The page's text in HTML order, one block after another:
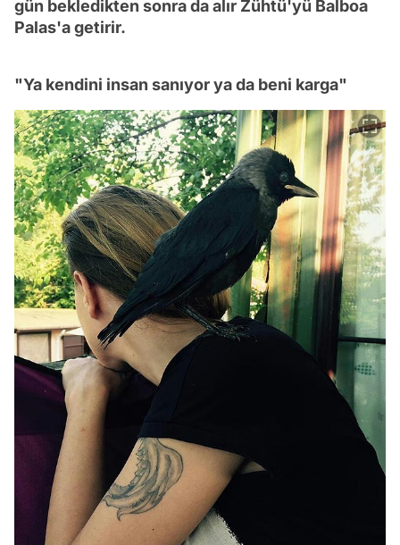
gün bekledikten sonra da alır Zühtü'yü Balboa
Palas'a getirir.
"Ya kendini insan sanıyor ya da beni karga"